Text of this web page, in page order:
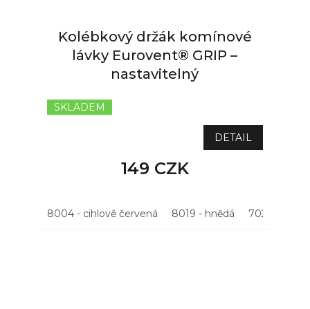
Kolébkový držák komínové
lávky Eurovent® GRIP –
nastavitelný
SKLADEM
149 CZK
DETAIL
8004 - cihlově červená 8019 - hnědá 7021 -